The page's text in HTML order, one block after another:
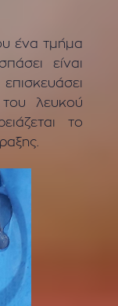
ένα τμήμα
είναι
λευκού
το